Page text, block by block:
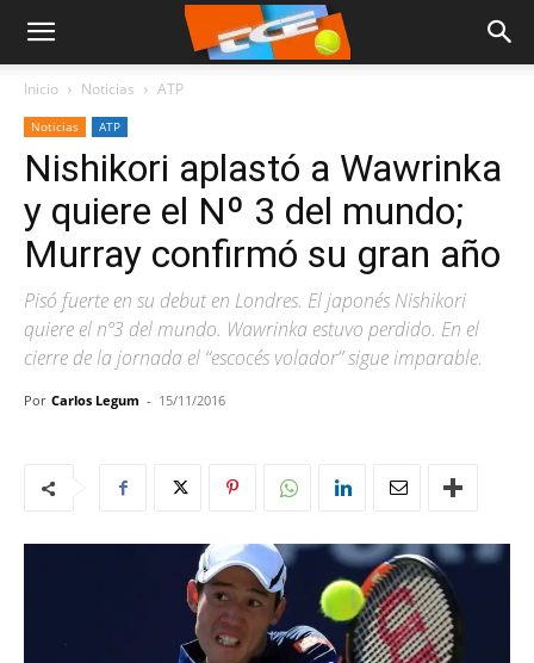
Inicio Noticias ATP
Noticias ATP
Nishikori aplastó a Wawrinka
y quiere el Nº 3 del mundo;
Murray confirmó su gran año
Pisó fuerte en su debut en Londres. El japonés Nishikori
quiere el nº3 del mundo. Wawrinka estuvo perdido. En el
cierre de la jornada el “escocés volador” sigue imparable.
Por Carlos Legum - 15/11/2016